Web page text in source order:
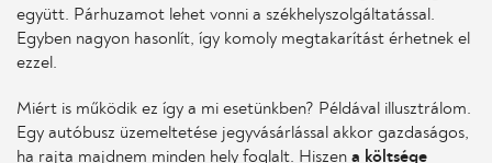
együtt. Párhuzamot lehet vonni a székhelyszolgáltatással.
Egyben nagyon hasonlít, így komoly megtakarítást érhetnek el
ezzel.
Miért is működik ez így a mi esetünkben? Példával illusztrálom.
Egy autóbusz üzemeltetése jegyvásárlással akkor gazdaságos,
ha rajta majdnem minden hely foglalt. Hiszen a költsége